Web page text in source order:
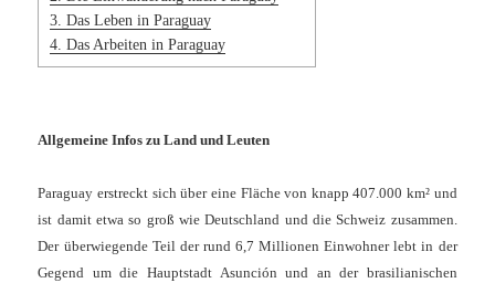
3. Das Leben in Paraguay
4. Das Arbeiten in Paraguay
Allgemeine Infos zu Land und Leuten
Paraguay erstreckt sich über eine Fläche von knapp 407.000 km² und
ist damit etwa so groß wie Deutschland und die Schweiz zusammen.
Der überwiegende Teil der rund 6,7 Millionen Einwohner lebt in der
Gegend um die Hauptstadt Asunción und an der brasilianischen